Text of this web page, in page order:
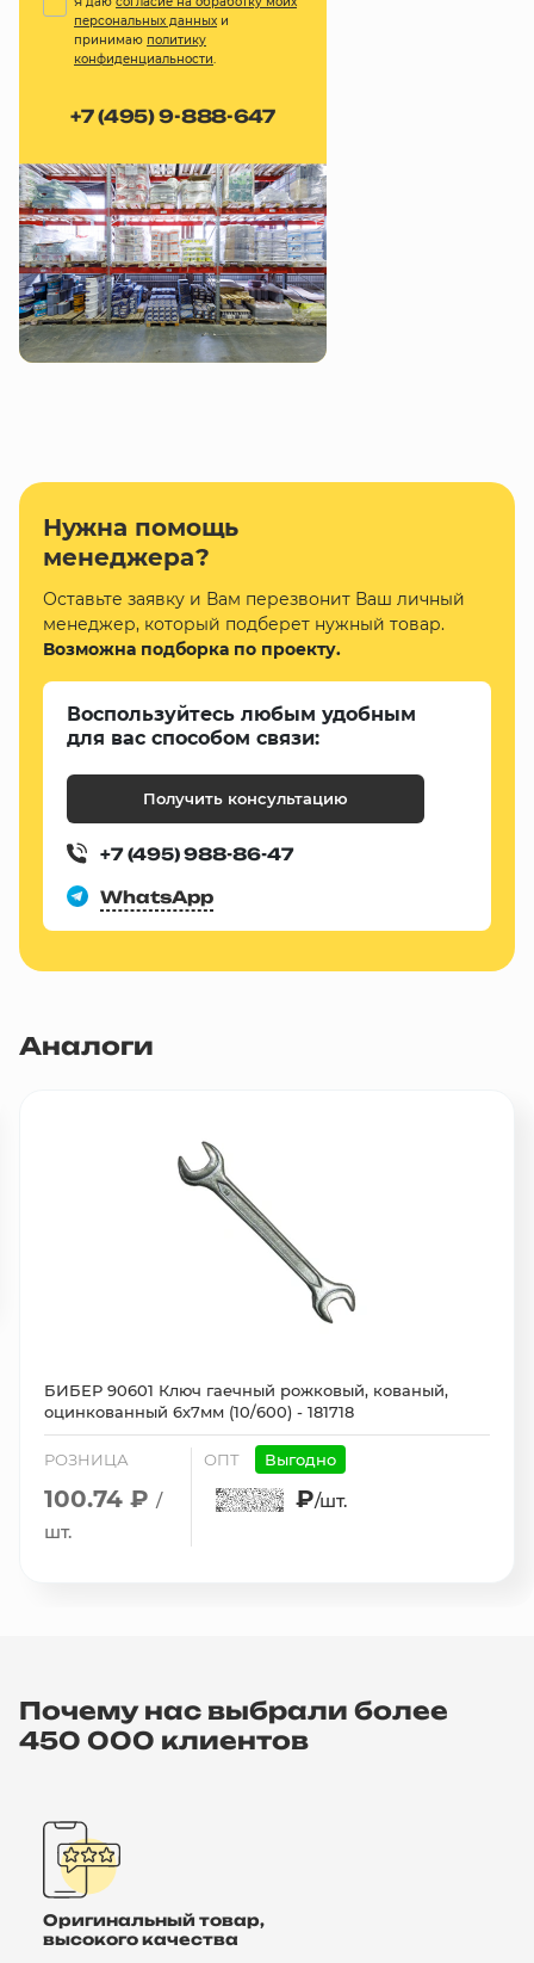
персональных данных и
принимаю политику
конфиденциальности.
+7 (495) 9-888-647
Нужна помощь
менеджера?
Оставьте заявку и Вам перезвонит Ваш личный
менеджер, который подберет нужный товар.
Возможна подборка по проекту.
Воспользуйтесь любым удобным
для вас способом связи:
Получить консультацию
+7 (495) 988-86-47
WhatsApp
Аналоги
БИБЕР 90601 Ключ гаечный рожковый, кованый,
оцинкованный 6х7мм (10/600) - 181718
РОЗНИЦА
100.74 ₽ /
шт.
ОПТ Выгодно
₽/шт.
Почему нас выбрали более
450 000 клиентов
Оригинальный товар,
высокого качества